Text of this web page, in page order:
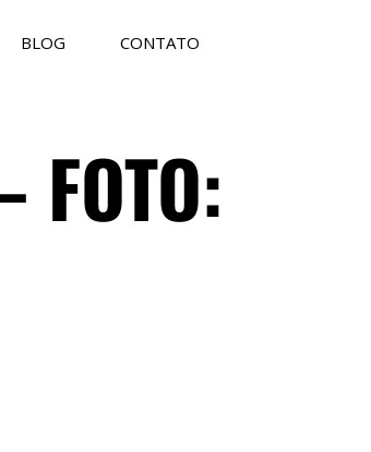
BLOG CONTATO
FOTO: